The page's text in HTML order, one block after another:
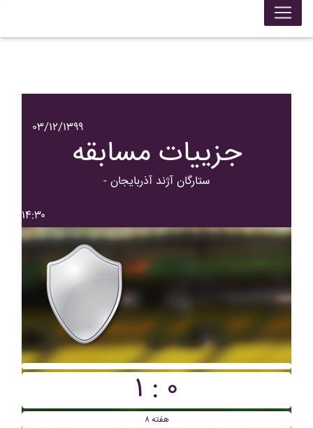
۰۳/۱۲/۱۳۹۹
جزییات مسابقه
- ستارگان آژند آذربايجان
۱۴:۳۰
۱ : ۰
هفته ۸